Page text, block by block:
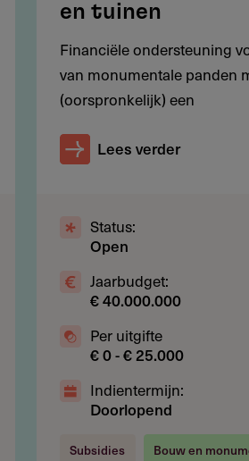
of overwegend sociaal-
merendeel van de kosten zou
gerealiseerd op het moment van
de € 2.700 en € 26.000 met
en tuinen
Financiële ondersteuning
van monumentale panden
(oorspronkelijk) een
Lees verder
Status:
Open
Jaarbudget:
€ 40.000.000
Per uitgifte
€ 0 - € 25.000
Indientermijn:
Doorlopend
Subsidies Bouw en